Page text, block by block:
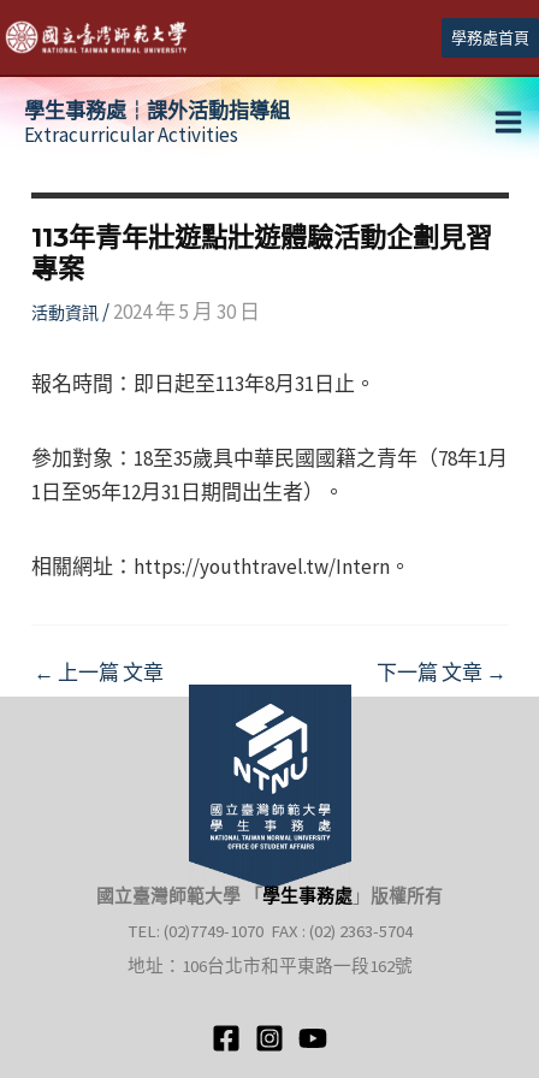
跳
至
主
學務處首頁
學生事務處┆課外活動指導組
Extracurricular Activities
113年青年壯遊點壯遊體驗活動企劃見習
專案
活動資訊/2024 年 5 月 30 日
報名時間：即日起至113年8月31日止。
參加對象：18至35歲具中華民國國籍之青年（78年1月
1日至95年12月31日期間出生者）。
相關網址：https://youthtravel.tw/Intern。
Post
navigation
← 上一篇 文章 下一篇 文章 →
國立臺灣師範大學 「 學生事務處 」 版權所有
TEL: (02)7749-1070 FAX : (02) 2363-5704
地址：106台北市和平東路一段162號